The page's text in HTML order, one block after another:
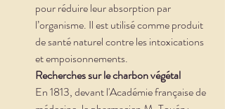
pour réduire leur absorption par
l’organisme. Il est utilisé comme produit
de santé naturel contre les intoxications
et empoisonnements.
Recherches sur le charbon végétal
En 1813, devant l'Académie française de